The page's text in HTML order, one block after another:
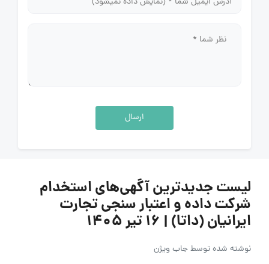
ارسال
لیست جدیدترین آگهی‌های استخدام
شرکت داده و اعتبار سنجی تجارت
ایرانیان (داتا) | ۱۶ تیر ۱۴۰۵
نوشته شده توسطجاب ویژن